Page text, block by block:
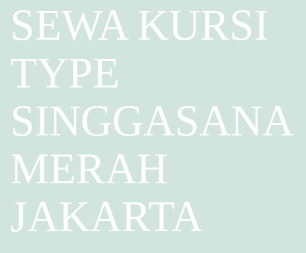
SEWA KURSI
TYPE
SINGGASANA
MERAH
JAKARTA